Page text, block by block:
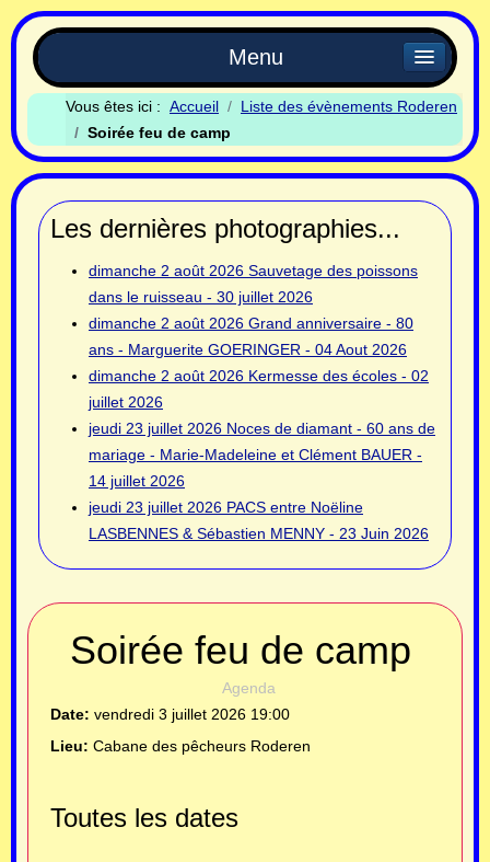
Menu
Vous êtes ici : Accueil
Liste des évènements Roderen
Soirée feu de camp
Les dernières photographies...
dimanche 2 août 2026 Sauvetage des poissons
dans le ruisseau - 30 juillet 2026
dimanche 2 août 2026 Grand anniversaire - 80
ans - Marguerite GOERINGER - 04 Aout 2026
dimanche 2 août 2026 Kermesse des écoles - 02
juillet 2026
jeudi 23 juillet 2026 Noces de diamant - 60 ans de
mariage - Marie-Madeleine et Clément BAUER -
14 juillet 2026
jeudi 23 juillet 2026 PACS entre Noëline
LASBENNES & Sébastien MENNY - 23 Juin 2026
Soirée feu de camp
Agenda
Date: vendredi 3 juillet 2026 19:00
Lieu: Cabane des pêcheurs Roderen
Toutes les dates